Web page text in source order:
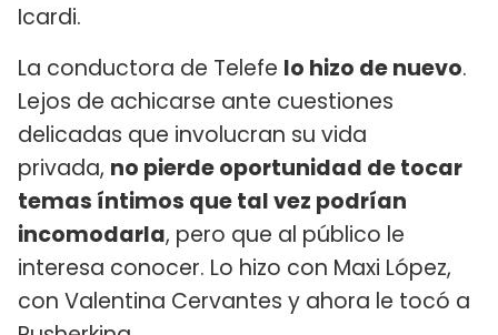
Icardi.
La conductora de Telefe lo hizo de nuevo.
Lejos de achicarse ante cuestiones
delicadas que involucran su vida
privada, no pierde oportunidad de tocar
temas íntimos que tal vez podrían
incomodarla, pero que al público le
interesa conocer. Lo hizo con Maxi López,
con Valentina Cervantes y ahora le tocó a